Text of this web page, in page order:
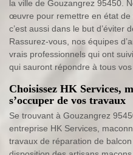
la ville de Gouzangrez 95450.
œuvre pour remettre en état de
c’est aussi dans le but d’éviter
Rassurez-vous, nos équipes
vrais professionnels qui ont
qui sauront répondre à tous
Choisissez HK Services,
s’occuper de vos travaux
Se trouvant à Gouzangrez
entreprise HK Services,
travaux de réparation de